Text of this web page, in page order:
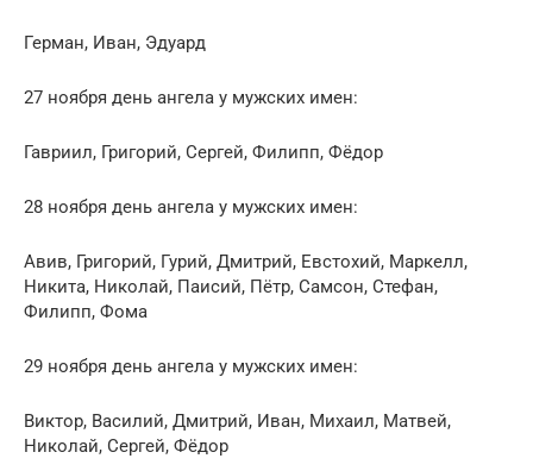
Герман, Иван, Эдуард
27 ноября день ангела у мужских имен:
Гавриил, Григорий, Сергей, Филипп, Фёдор
28 ноября день ангела у мужских имен:
Авив, Григорий, Гурий, Дмитрий, Евстохий, Маркелл,
Никита, Николай, Паисий, Пётр, Самсон, Стефан,
Филипп, Фома
29 ноября день ангела у мужских имен:
Виктор, Василий, Дмитрий, Иван, Михаил, Матвей,
Николай, Сергей, Фёдор